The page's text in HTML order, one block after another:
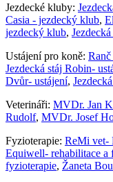
Jezdecké kluby:
Casia - jezdecký klub,
jezdecký klub,
Ustájení pro koně:
Jezdecká stáj Robin-
Dvůr- ustájení,
Veterináři: MVDr. Jan
Rudolf, MVDr. Josef
Fyzioterapie: ReMi vet-
Equiwell- rehabilitace a
fyzioterapie, Žaneta